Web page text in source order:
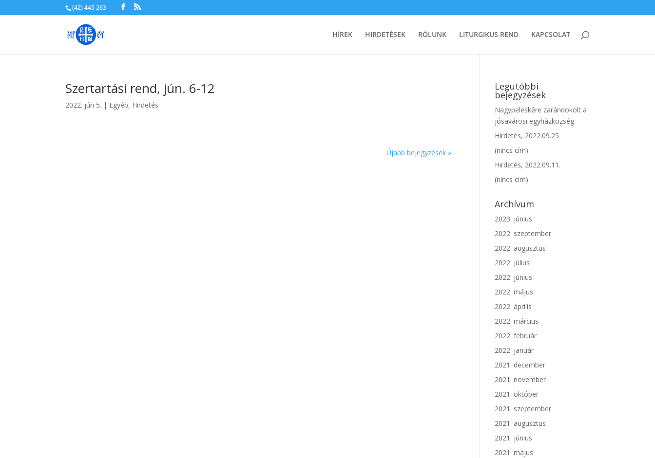
(42) 445 263
HÍREK HIRDETÉSEK RÓLUNK LITURGIKUS REND KAPCSOLAT
Szertartási rend, jún. 6-12
2022. jún 5. | Egyéb, Hirdetés
Újabb bejegyzések »
Legutóbbi
bejegyzések
Nagypeleskére zarándokolt a
jósavárosi egyházközség
Hirdetés, 2022.09.25
(nincs cím)
Hirdetés, 2022.09.11.
(nincs cím)
Archívum
2023. június
2022. szeptember
2022. augusztus
2022. július
2022. június
2022. május
2022. április
2022. március
2022. február
2022. január
2021. december
2021. november
2021. október
2021. szeptember
2021. augusztus
2021. június
2021. május